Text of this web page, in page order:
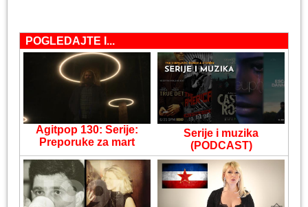
POGLEDAJTE I...
Agitpop 130: Serije:
Preporuke za mart
Serije i muzika
(PODCAST)